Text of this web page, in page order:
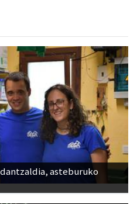
asteburuko